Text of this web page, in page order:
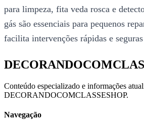
para limpeza, fita veda rosca e
gás são essenciais para pequenos
facilita intervenções rápidas e
Conteúdo especializado e informações
DECORANDOCOMCLASSESHOP.
Navegação